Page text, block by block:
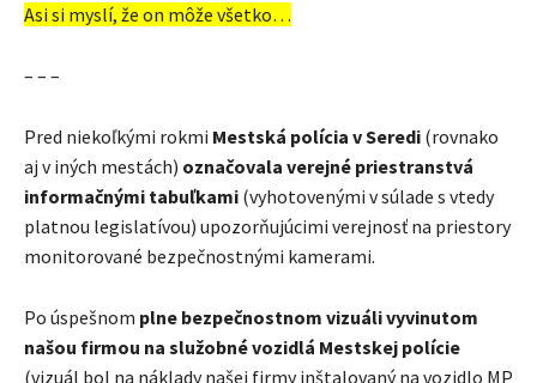
Asi si myslí, že on môže všetko…
– – –
Pred niekoľkými rokmi Mestská polícia v Seredi (rovnako
aj v iných mestách) označovala verejné priestranstvá
informačnými tabuľkami (vyhotovenými v súlade s vtedy
platnou legislatívou) upozorňujúcimi verejnosť na priestory
monitorované bezpečnostnými kamerami.
Po úspešnom plne bezpečnostnom vizuáli vyvinutom
našou firmou na služobné vozidlá Mestskej polície
(vizuál bol na náklady našej firmy inštalovaný na vozidlo MP